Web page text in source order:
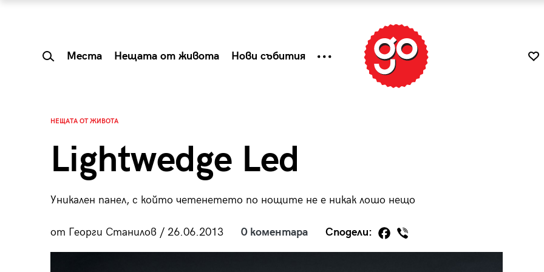
Места Нещата от живота Нови събития
НЕЩАТА ОТ ЖИВОТА
Lightwedge Led
Уникален панел, с който четенетето по нощите не е никак лошо нещо
от Георги Станилов / 26.06.2013 0 коментара Сподели:
Summer Prelude: как
Tender is the Wine – Какво